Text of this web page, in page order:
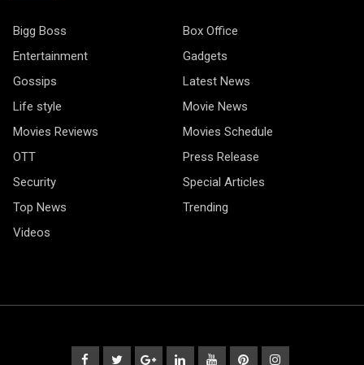
Bigg Boss
Box Office
Entertainment
Gadgets
Gossips
Latest News
Life style
Movie News
Movies Reviews
Movies Schedule
OTT
Press Release
Security
Special Articles
Top News
Trending
Videos